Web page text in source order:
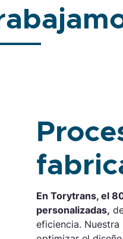
En Torytrans, el
personalizadas,
eficiencia.